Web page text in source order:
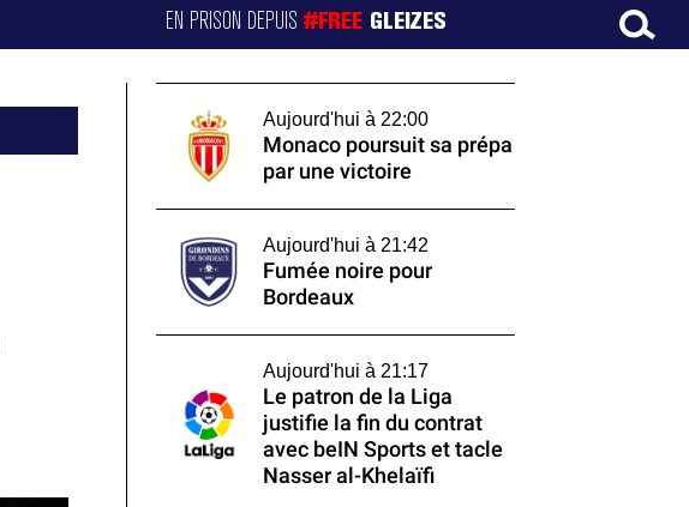
EN PRISON DEPUIS#FREE GLEIZES
Aujourd'hui à 22:00
Monaco poursuit sa prépa
par une victoire
Aujourd'hui à 21:42
Fumée noire pour
Bordeaux
Aujourd'hui à 21:17
Le patron de la Liga
justifie la fin du contrat
avec beIN Sports et tacle
Nasser al-Khelaïfi